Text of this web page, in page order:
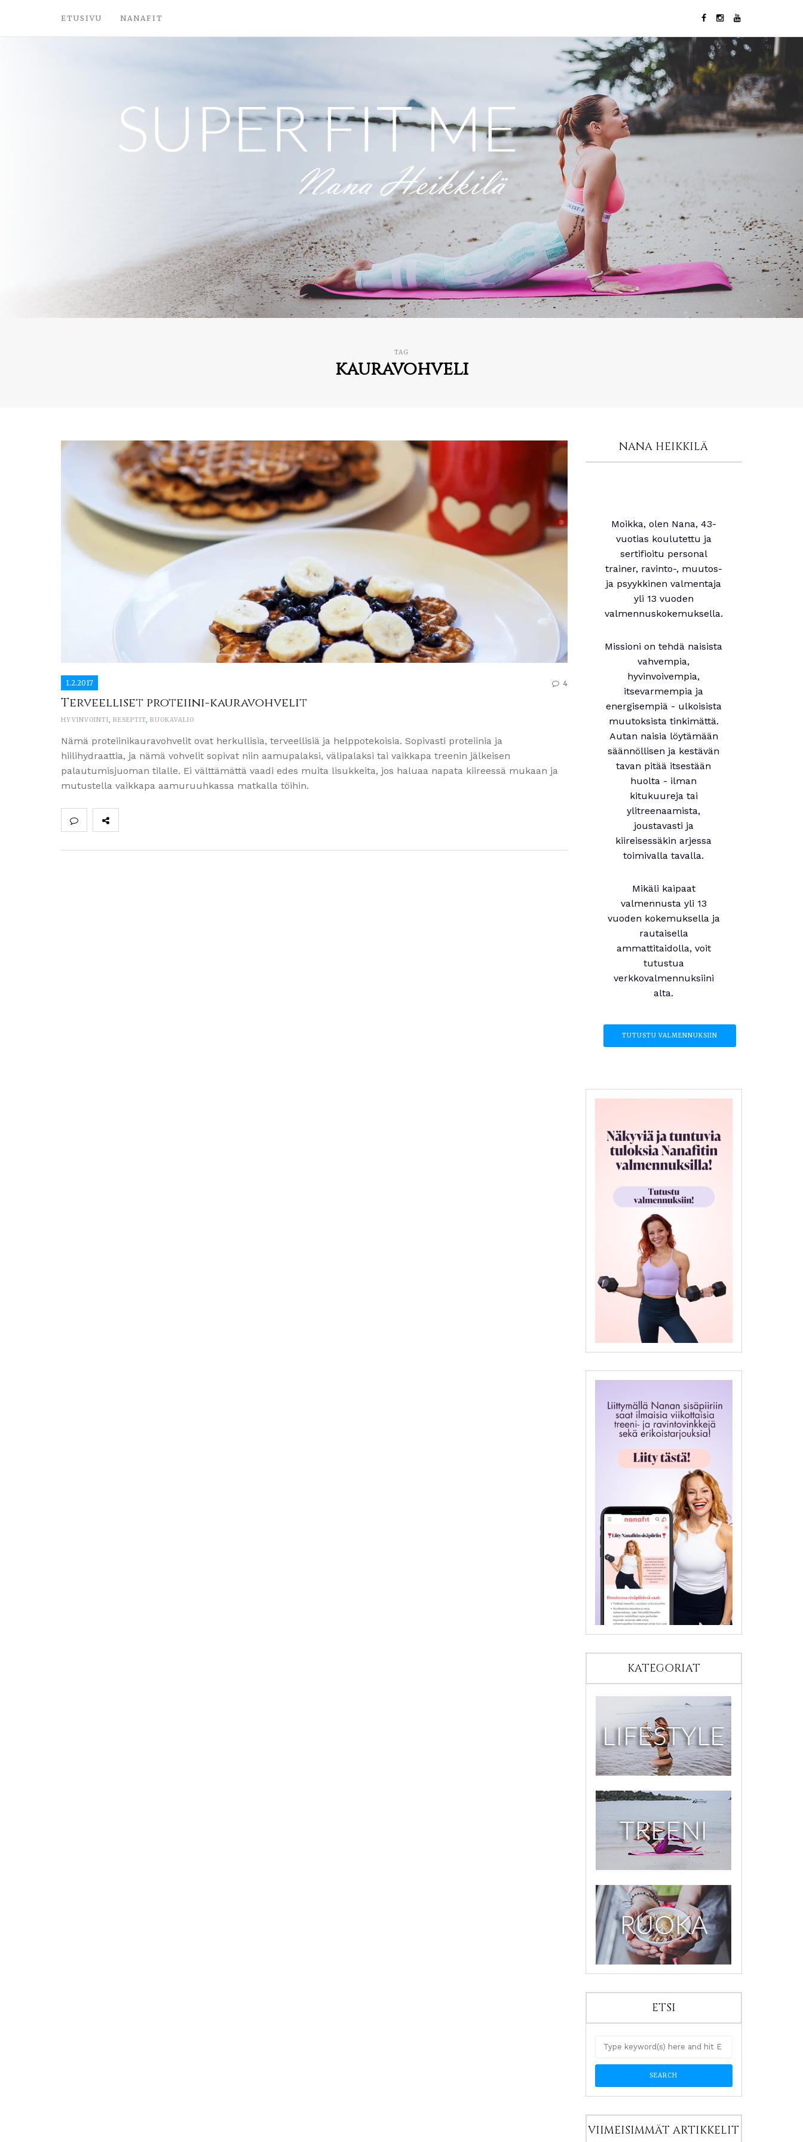
ETUSIVU NANAFIT
TAG
kauravohveli
1.2.2017 4
Terveelliset proteiini-kauravohvelit
HYVINVOINTI, RESEPTIT, RUOKAVALIO
Nämä proteiinikauravohvelit ovat herkullisia, terveellisiä ja helppotekoisia. Sopivasti proteiinia ja
hiilihydraattia, ja nämä vohvelit sopivat niin aamupalaksi, välipalaksi tai vaikkapa treenin jälkeisen
palautumisjuoman tilalle. Ei välttämättä vaadi edes muita lisukkeita, jos haluaa napata kiireessä mukaan ja
mutustella vaikkapa aamuruuhkassa matkalla töihin.
NANA HEIKKILÄ
Moikka, olen Nana, 43-
vuotias koulutettu ja
sertifioitu personal
trainer, ravinto-, muutos-
ja psyykkinen valmentaja
yli 13 vuoden
valmennuskokemuksella.
Missioni on tehdä naisista
vahvempia,
hyvinvoivempia,
itsevarmempia ja
energisempiä - ulkoisista
muutoksista tinkimättä.
Autan naisia löytämään
säännöllisen ja kestävän
tavan pitää itsestään
huolta - ilman
kitukuureja tai
ylitreenaamista,
joustavasti ja
kiireisessäkin arjessa
toimivalla tavalla.
Mikäli kaipaat
valmennusta yli 13
vuoden kokemuksella ja
rautaisella
ammattitaidolla, voit
tutustua
verkkovalmennuksiini
alta.
TUTUSTU VALMENNUKSIIN
KATEGORIAT
ETSI
VIIMEISIMMÄT ARTIKKELIT